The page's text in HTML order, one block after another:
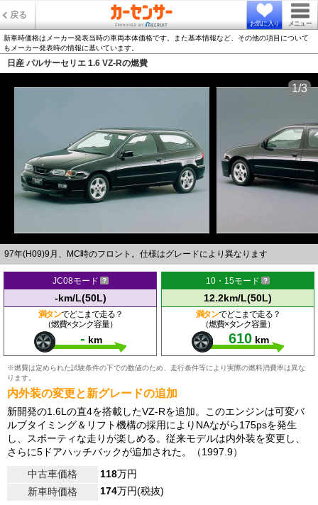
戻る
お気に入り メニュー
新車時価格はメーカー発表当時の車両本体価格です。また基本情報など、その他の項目について
もメーカー発表時の情報に基いています。
日産 パルサーセリエ 1.6 VZ-Rの燃費
97年(H09)9月、MC時のフロント。仕様はグレードにより異なります
1/3
JC08モード
-km/L(50L)
満タンでどこまで走る？
（燃費×タンク容量）
- km
10・15モード
12.2km/L(50L)
満タンでどこまで走る？
（燃費×タンク容量）
610 km
※燃費は定められた試験条件の下での数値のため、走行条件等により実際の燃料消費率は異な
ります。
内外装の変更と新グレードの追加
新開発の1.6Lの直4を搭載したVZ-Rを追加。このエンジンは可変バ
ルブタイミング＆リフト機構の採用によりNAながら175psを発生
し、スポーティな走りが楽しめる。従来モデルは内外装を変更し、
さらに5ドアハッチバックが追加された。（1997.9）
中古車価格
118万円
新車時価格
174万円(税抜)